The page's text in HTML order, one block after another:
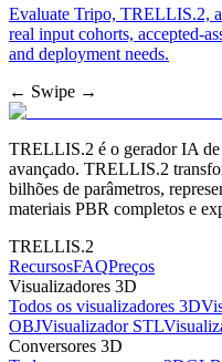
Evaluate Tripo, TRELLIS.2,
real input cohorts, accepted-
and deployment needs.
← Swipe →
TRELLIS.2 é o gerador IA
avançado. TRELLIS.2
bilhões de parâmetros,
materiais PBR completos e
TRELLIS.2
RecursosFAQPreços
Visualizadores 3D
Todos os visualizadores 3D
OBJVisualizador STL
Conversores 3D